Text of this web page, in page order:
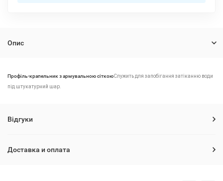
Опис
Профіль-крапельник з армувальною сіткоюСлужить для запобігання затіканню води
під штукатурний шар.
Відгуки
Доставка и оплата